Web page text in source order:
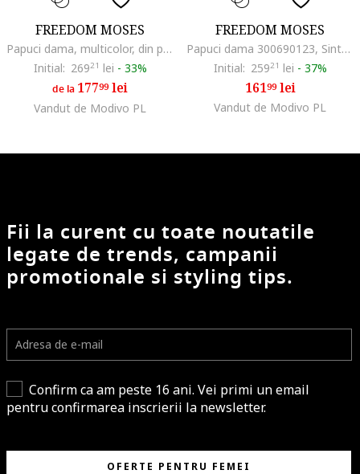
FREEDOM MOSES
Papuci dama, multicolor, din plastic
Initial: 26921 lei - 33%
de la 17799lei
Vandut de Modivo PL
FREEDOM MOSES
Papuci dama 300690123, Sintetic, Portocaliu, Portocaliu
Initial: 25921 lei - 37%
16199lei
Vandut de Modivo PL
Fii la curent cu toate noutatile
legate de trends, campanii
promotionale si styling tips.
Confirm ca am peste 16 ani. Vei primi un email
pentru confirmarea inscrierii la newsletter.
OFERTE PENTRU FEMEI